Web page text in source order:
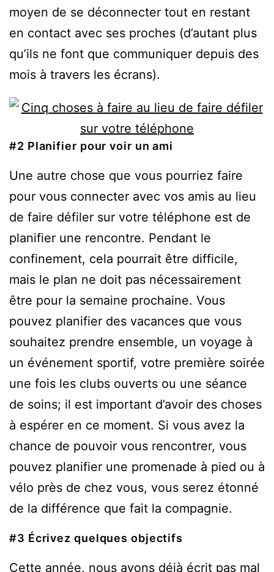
moyen de se déconnecter tout en restant
en contact avec ses proches (d’autant plus
qu’ils ne font que communiquer depuis des
mois à travers les écrans).
#2 Planifier pour voir un ami
Une autre chose que vous pourriez faire
pour vous connecter avec vos amis au lieu
de faire défiler sur votre téléphone est de
planifier une rencontre. Pendant le
confinement, cela pourrait être difficile,
mais le plan ne doit pas nécessairement
être pour la semaine prochaine. Vous
pouvez planifier des vacances que vous
souhaitez prendre ensemble, un voyage à
un événement sportif, votre première soirée
une fois les clubs ouverts ou une séance
de soins; il est important d’avoir des choses
à espérer en ce moment. Si vous avez la
chance de pouvoir vous rencontrer, vous
pouvez planifier une promenade à pied ou à
vélo près de chez vous, vous serez étonné
de la différence que fait la compagnie.
#3 Écrivez quelques objectifs
Cette année, nous avons déjà écrit pas mal